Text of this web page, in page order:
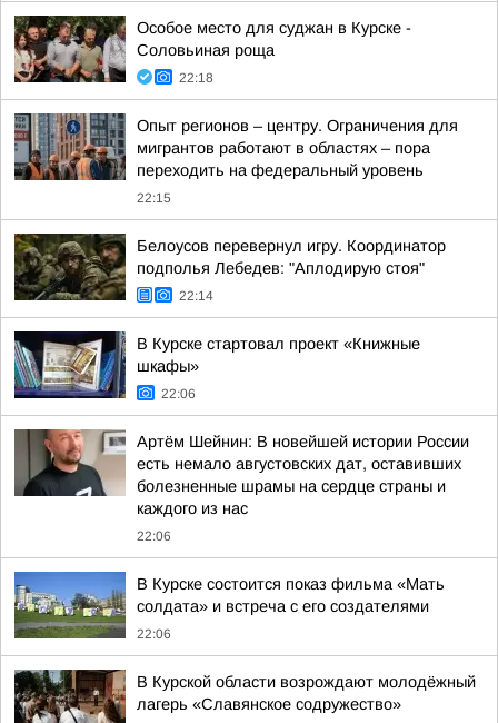
Особое место для суджан в Курске -
Соловьиная роща
22:18
Опыт регионов – центру. Ограничения для
мигрантов работают в областях – пора
переходить на федеральный уровень
22:15
Белоусов перевернул игру. Координатор
подполья Лебедев: "Аплодирую стоя"
22:14
В Курске стартовал проект «Книжные
шкафы»
22:06
Артём Шейнин: В новейшей истории России
есть немало августовских дат, оставивших
болезненные шрамы на сердце страны и
каждого из нас
22:06
В Курске состоится показ фильма «Мать
солдата» и встреча с его создателями
22:06
В Курской области возрождают молодёжный
лагерь «Славянское содружество»